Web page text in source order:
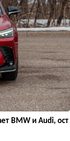
BMW и Audi, ост